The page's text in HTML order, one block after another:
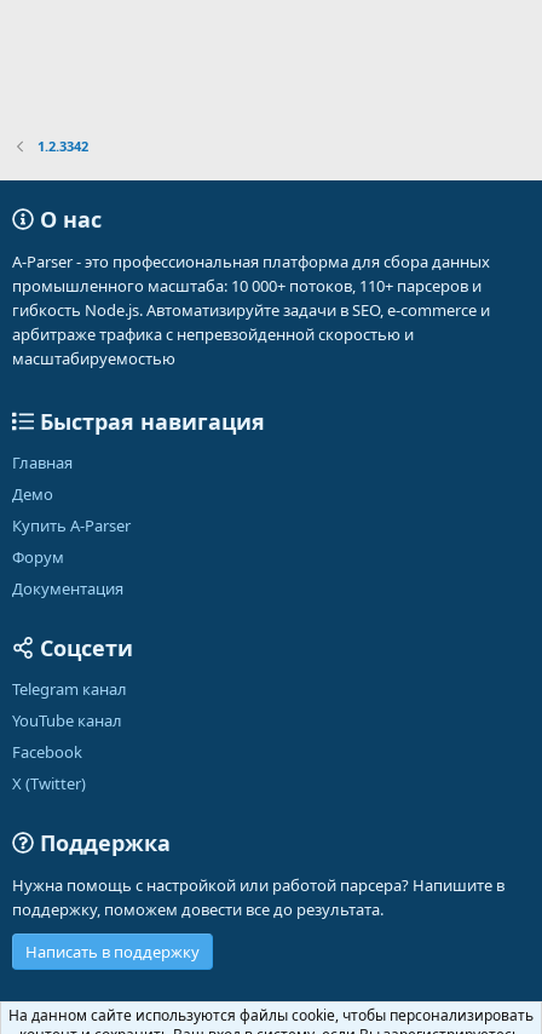
1.2.3342
О нас
A-Parser - это профессиональная платформа для сбора данных
промышленного масштаба: 10 000+ потоков, 110+ парсеров и
гибкость Node.js. Автоматизируйте задачи в SEO, e-commerce и
арбитраже трафика с непревзойденной скоростью и
масштабируемостью
Быстрая навигация
Главная
Демо
Купить A-Parser
Форум
Документация
Соцсети
Telegram канал
YouTube канал
Facebook
X (Twitter)
Поддержка
Нужна помощь с настройкой или работой парсера? Напишите в
поддержку, поможем довести все до результата.
Написать в поддержку
Russian (RU)
На данном сайте используются файлы cookie, чтобы персонализировать